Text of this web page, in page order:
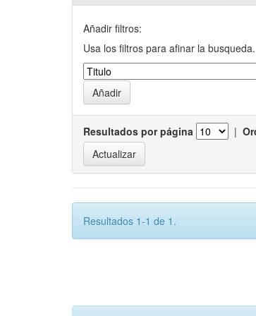
Añadir filtros:
Usa los filtros para afinar la busqueda.
Resultados por página |
Resultados 1-1 de 1.